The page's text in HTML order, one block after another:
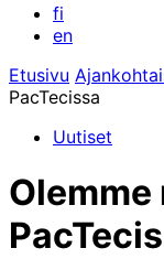
fi
en
Etusivu
PacTecissa
Uutiset
Olemme